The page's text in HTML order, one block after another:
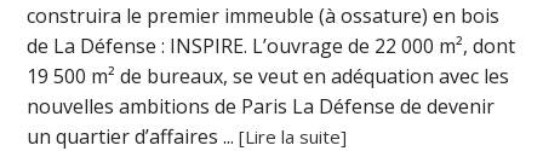
construira le premier immeuble (à ossature) en bois
de La Défense : INSPIRE. L’ouvrage de 22 000 m², dont
19 500 m² de bureaux, se veut en adéquation avec les
nouvelles ambitions de Paris La Défense de devenir
un quartier d’affaires ...[Lire la suite]